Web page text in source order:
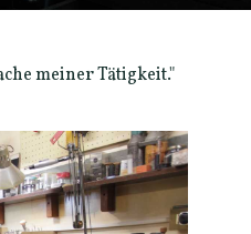
meiner Tätigkeit."